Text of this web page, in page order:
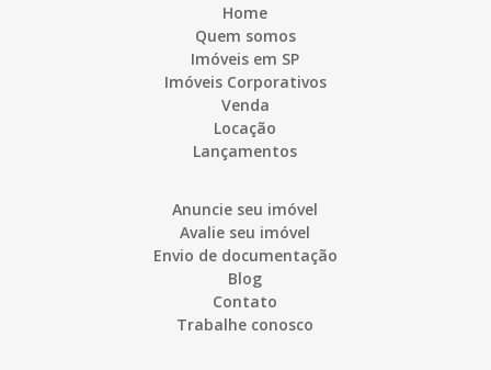
Home
Quem somos
Imóveis em SP
Imóveis Corporativos
Venda
Locação
Lançamentos
Anuncie seu imóvel
Avalie seu imóvel
Envio de documentação
Blog
Contato
Trabalhe conosco